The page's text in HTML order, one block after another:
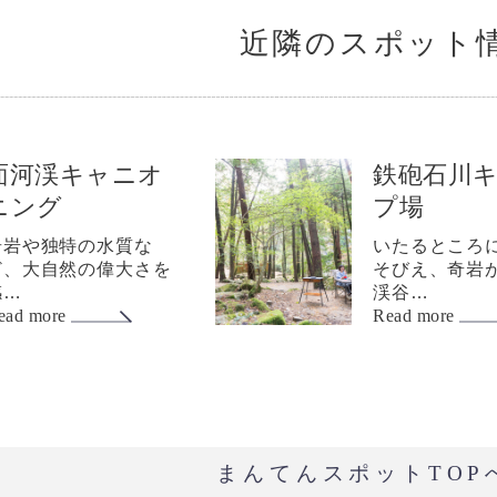
近隣のスポット
河渓キャニオ
ング
や独特の水質な
大自然の偉大さを
more
鉄砲石川
プ場
いたるところ
そびえ、奇岩
渓谷…
Read more
まんてんスポットTOP